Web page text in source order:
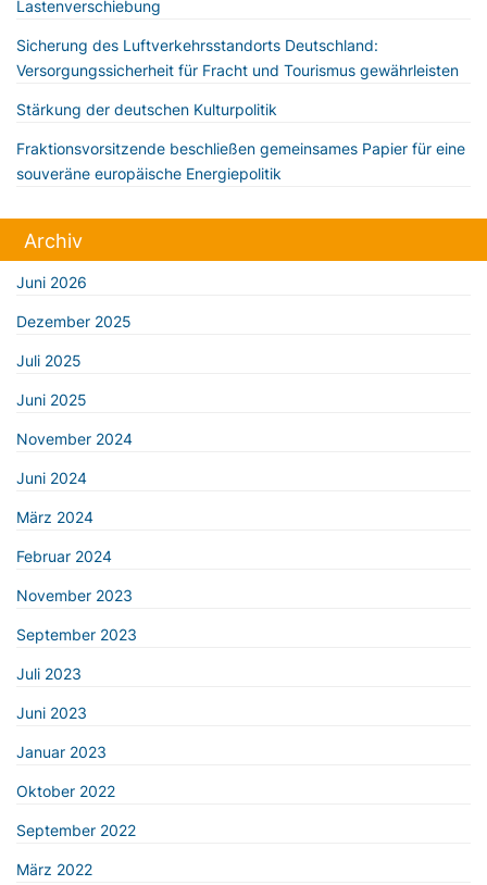
Lastenverschiebung
Sicherung des Luftverkehrsstandorts Deutschland:
Versorgungssicherheit für Fracht und Tourismus gewährleisten
Stärkung der deutschen Kulturpolitik
Fraktionsvorsitzende beschließen gemeinsames Papier für eine
souveräne europäische Energiepolitik
Archiv
Juni 2026
Dezember 2025
Juli 2025
Juni 2025
November 2024
Juni 2024
März 2024
Februar 2024
November 2023
September 2023
Juli 2023
Juni 2023
Januar 2023
Oktober 2022
September 2022
März 2022